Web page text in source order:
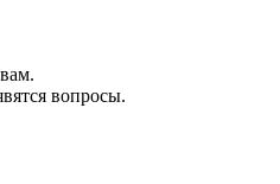
вопросы.